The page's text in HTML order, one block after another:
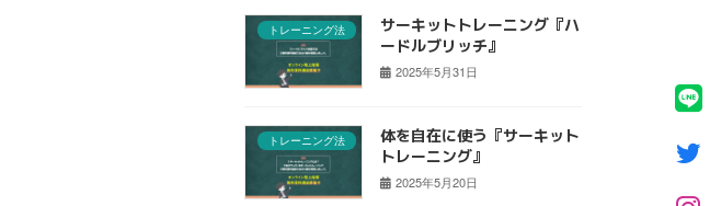
トレーニング法
サーキットトレーニング『ハ
ードルブリッチ』
2025年5月31日
トレーニング法
体を自在に使う『サーキット
トレーニング』
2025年5月20日